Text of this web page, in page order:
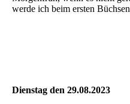
werde ich beim ersten
Dienstag den 29.08.2023